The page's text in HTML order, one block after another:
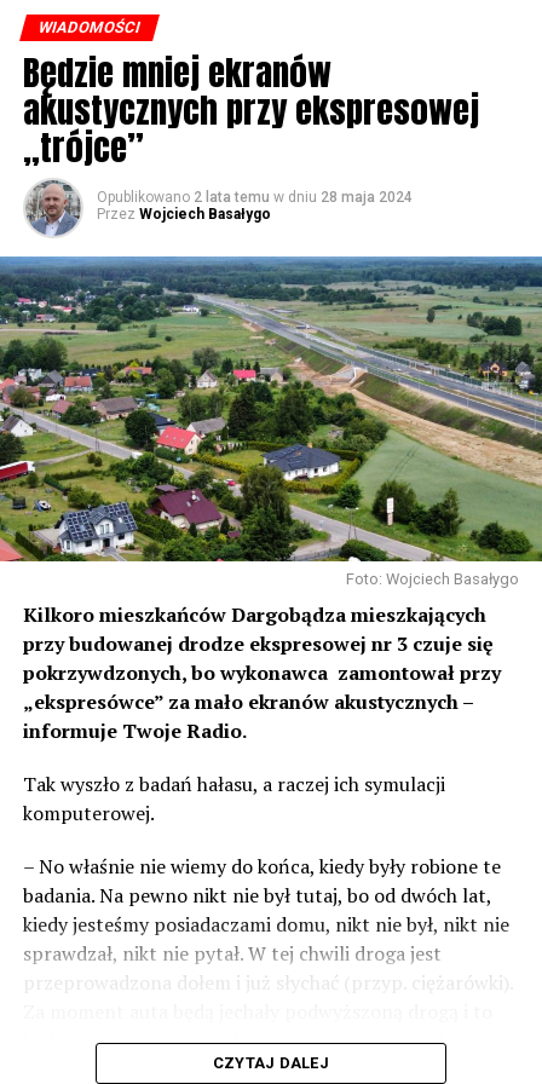
były chaszcze. Nic tutaj się nie działo. Rybacy pracowali
w fatalnych warunkach. Dzisiaj jest piękne nabrzeże. To
co zapewnialiśmy w ramach naszych kampanii
wyborczych, w zasadzie wszystko zostało zrealizowane –
powiedział Poseł PiS Marek Gróbarczyk w #Wolin.
56858 odsłon
WIADOMOŚCI
Będzie mniej ekranów
akustycznych przy ekspresowej
„trójce”
Opublikowano 2 lata temu w dniu 28 maja 2024
Przez Wojciech Basałygo
Foto: Wojciech Basałygo
Kilkoro mieszkańców Dargobądza mieszkających
przy budowanej drodze ekspresowej nr 3 czuje się
pokrzywdzonych, bo wykonawca zamontował przy
„ekspresówce” za mało ekranów akustycznych –
informuje Twoje Radio.
Tak wyszło z badań hałasu, a raczej ich symulacji
komputerowej.
– No właśnie nie wiemy do końca, kiedy były robione te
badania. Na pewno nikt nie był tutaj, bo od dwóch lat,
kiedy jesteśmy posiadaczami domu, nikt nie był, nikt nie
sprawdzał, nikt nie pytał. W tej chwili droga jest
przeprowadzona dołem i już słychać (przyp. ciężarówki).
będzie czteropasmowa droga – mówi Sylwia Rudak,
mieszkanka Dargobądza.CZYTAJ DALEJ